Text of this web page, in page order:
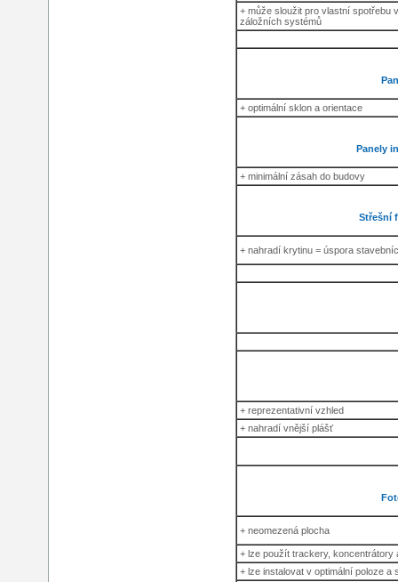
+ může sloužit pro vlastní spotřebu
záložních systémů
+ optimální sklon a orientace
Panely
+ minimální zásah do budovy
Střešní
+ nahradí krytinu = úspora
+ reprezentativní vzhled
+ nahradí vnější plášť
+ neomezená plocha
+ lze použít trackery, koncentrátory
+ lze instalovat v optimální poloze a